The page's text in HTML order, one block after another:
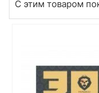
С этим товаром